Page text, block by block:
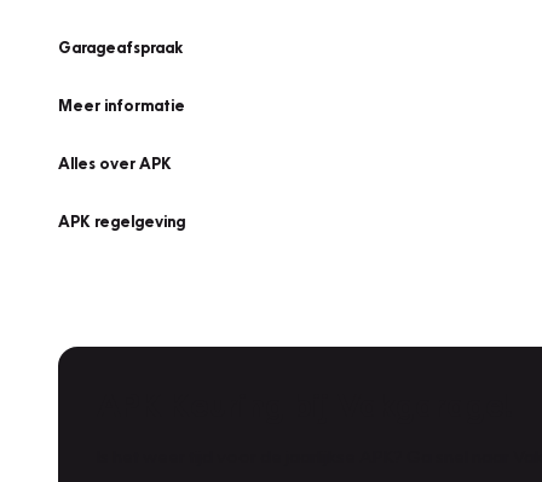
Garageafspraak
Meer informatie
Alles over APK
APK regelgeving